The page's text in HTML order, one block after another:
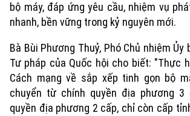
bộ máy, đáp ứng yêu cầu, nhiệm vụ
nhanh, bền vững trong kỷ nguyên mới.
Bà Bùi Phương Thuỷ, Phó Chủ nhiệm Ủy
Tư pháp của Quốc hội cho biết: "Thực
Cách mạng về sắp xếp tinh gọn bộ
chuyển từ chính quyền địa phương 3
quyền địa phương 2 cấp, chỉ còn cấp